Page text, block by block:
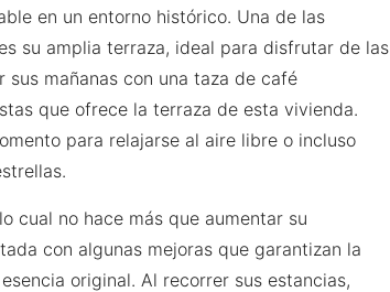
en un entorno histórico. Una de las
su amplia terraza, ideal para disfrutar de las
mañanas con una taza de café
que ofrece la terraza de esta vivienda.
para relajarse al aire libre o incluso
cual no hace más que aumentar su
con algunas mejoras que garantizan la
original. Al recorrer sus estancias,